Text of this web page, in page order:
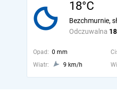
18°C
Odczuwalna
Bezchmurnie,
Opad: 0 mm
Wiatr:
9 km/h